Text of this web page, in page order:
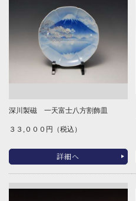
深川製磁 一天富士八方割飾皿
３３,０００円（税込）
詳細へ